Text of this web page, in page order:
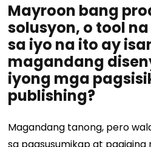
Mayroon bang
solusyon, o tool
sa iyo na ito ay
magandang
iyong mga
publishing?
Magandang tanong, pero